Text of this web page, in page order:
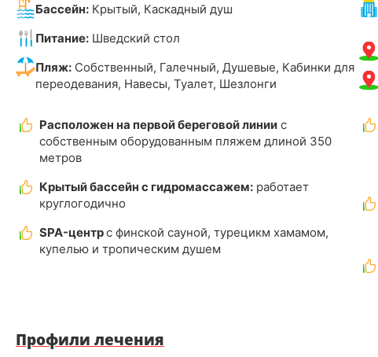
Бассейн: Крытый, Каскадный душ
Питание: Шведский стол
Пляж: Собственный, Галечный, Душевые, Кабинки для
переодевания, Навесы, Туалет, Шезлонги
Расположен на первой береговой линии с
собственным оборудованным пляжем длиной 350
метров
Крытый бассейн с гидромассажем: работает
круглогодично
SPA-центрс финской сауной, турецикм хамамом,
купелью и тропическим душем
Профили лечения